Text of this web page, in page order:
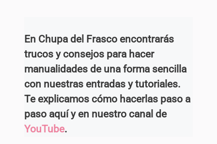
En Chupa del Frasco encontrarás
trucos y consejos para hacer
manualidades de una forma sencilla
con nuestras entradas y tutoriales.
Te explicamos cómo hacerlas paso a
paso aquí y en nuestro canal de
YouTube.